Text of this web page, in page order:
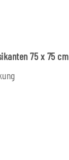
75 x 75 cm